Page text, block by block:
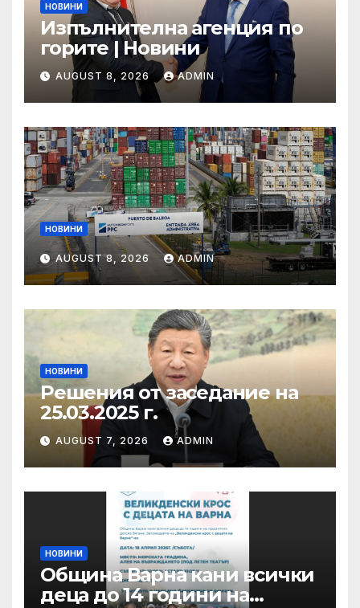
НОВИНИ
Изпълнителна агенция по
горите | Новини
AUGUST 8, 2026 ADMIN
НОВИНИ
AUGUST 8, 2026 ADMIN
НОВИНИ
Решения от заседание на
25.03.2025 г.
AUGUST 7, 2026 ADMIN
НОВИНИ
Община Варна кани всички
деца до 14 години на